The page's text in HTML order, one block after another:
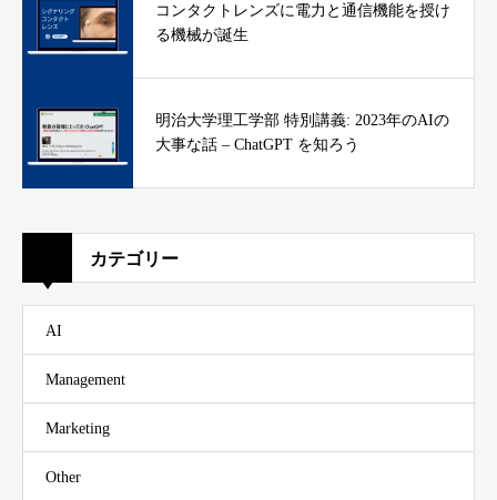
コンタクトレンズに電力と通信機能を授け
る機械が誕生
明治大学理工学部 特別講義: 2023年のAIの
大事な話 – ChatGPT を知ろう
カテゴリー
AI
Management
Marketing
Other